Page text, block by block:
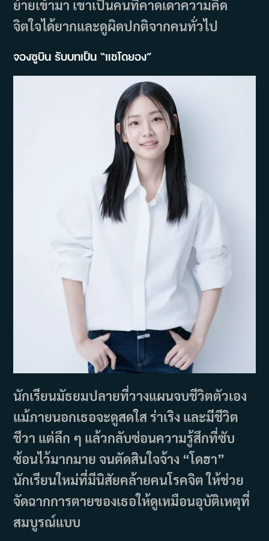
ย้ายเข้ามา เขาเป็นคนที่คาดเดาความคิด
จิตใจได้ยากและดูผิดปกติจากคนทั่วไป
จองซูบิน รับบทเป็น “แชโดยอง”
นักเรียนมัธยมปลายที่วางแผนจบชีวิตตัวเอง
แม้ภายนอกเธอจะดูสดใส ร่าเริง และมีชีวิต
ชีวา แต่ลึก ๆ แล้วกลับซ่อนความรู้สึกที่ซับ
ซ้อนไว้มากมาย จนตัดสินใจจ้าง “โดฮา”
นักเรียนใหม่ที่มีนิสัยคล้ายคนโรคจิต ให้ช่วย
จัดฉากการตายของเธอให้ดูเหมือนอุบัติเหตุที่
สมบูรณ์แบบ